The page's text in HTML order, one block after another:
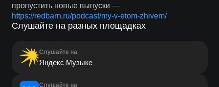
пропустить новые выпуски —
https://redbarn.ru/podcast/my-v-etom-zhivem/
Слушайте на разных площадках
Слушайте на
Яндекс Музыке
Слушайте на